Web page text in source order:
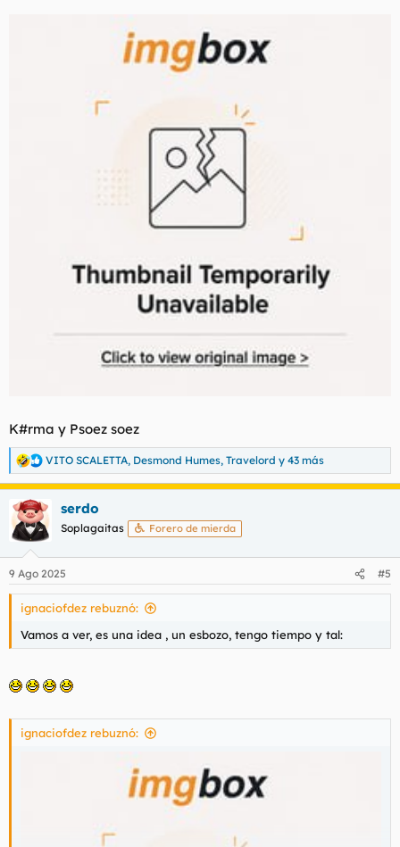
K#rma y Psoez soez
R
e
a
c
c
i
e
s
VITO SCALETTA, Desmond Humes, Travelord y 43 más
serdo
Soplagaitas Forero de mierda
9 Ago 2025 #5
ignaciofdez rebuznó:
Vamos a ver, es una idea , un esbozo, tengo tiempo y tal:
ignaciofdez rebuznó: